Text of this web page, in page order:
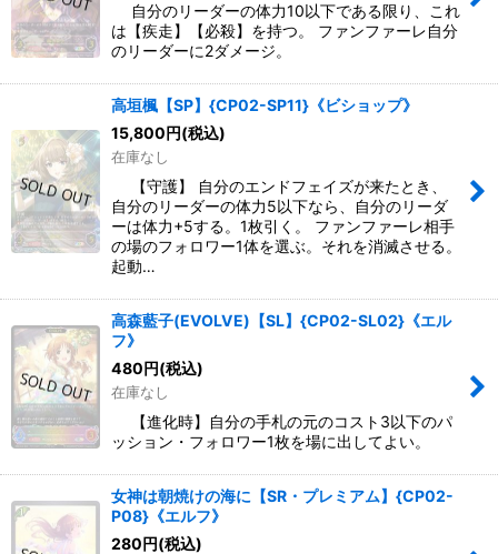
自分のリーダーの体力10以下である限り、これ
は【疾走】【必殺】を持つ。 ファンファーレ自分
のリーダーに2ダメージ。
高垣楓【SP】{CP02-SP11}《ビショップ》
15,800円(税込)
在庫なし
【守護】 自分のエンドフェイズが来たとき、
自分のリーダーの体力5以下なら、自分のリーダ
ーは体力+5する。1枚引く。 ファンファーレ相手
の場のフォロワー1体を選ぶ。それを消滅させる。
起動…
高森藍子(EVOLVE)【SL】{CP02-SL02}《エル
フ》
480円(税込)
在庫なし
【進化時】自分の手札の元のコスト3以下のパ
ッション・フォロワー1枚を場に出してよい。
女神は朝焼けの海に【SR・プレミアム】{CP02-
P08}《エルフ》
280円(税込)